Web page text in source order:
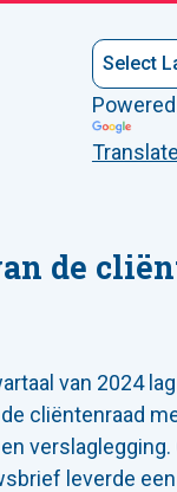
Translate
de
van 2024
cliëntenraad
verslaglegging.
leverde